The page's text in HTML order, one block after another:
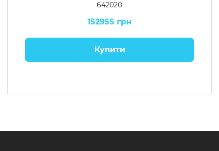
642020
152955 грн
Купити